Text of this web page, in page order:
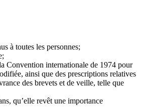
à toutes les personnes;
Convention internationale de 1974 pour
ainsi que des prescriptions relatives
des brevets et de veille, telle que
qu’elle revêt une importance